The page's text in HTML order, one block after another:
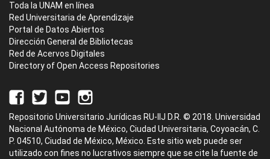
Toda la UNAM en línea
Red Universitaria de Aprendizaje
Portal de Datos Abiertos
Dirección General de Bibliotecas
Red de Acervos Digitales
Directory of Open Access Repositories
Repositorio Universitario Jurídicas RU-IIJ D.R. © 2018. Universidad
Nacional Autónoma de México, Ciudad Universitaria, Coyoacán, C.
P. 04510, Ciudad de México, México. Este sitio web puede ser
utilizado con fines no lucrativos siempre que se cite la fuente de